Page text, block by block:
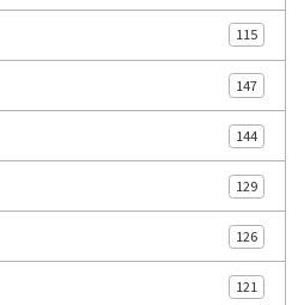
115
147
144
129
126
121